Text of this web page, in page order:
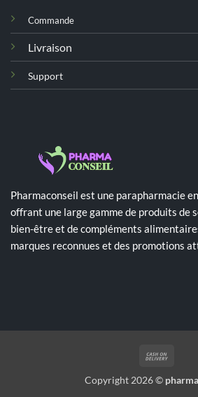
Commande
Livraison
Support
Pharmaconseil est une parapharmacie
offrant une large gamme de produits de
bien-être et de compléments
marques reconnues et des promotions
Copyright 2026 ©